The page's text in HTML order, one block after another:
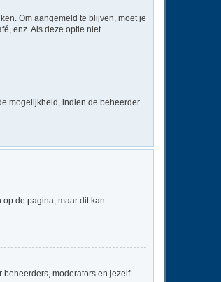
Om aangemeld te blijven, moet je
enz. Als deze optie niet
mogelijkheid, indien de beheerder
op de pagina, maar dit kan
beheerders, moderators en jezelf.